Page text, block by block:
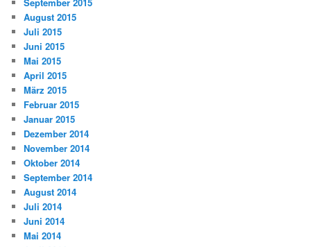
August 2015
Juli 2015
Juni 2015
Mai 2015
April 2015
März 2015
Februar 2015
Januar 2015
Dezember 2014
November 2014
Oktober 2014
September 2014
August 2014
Juli 2014
Juni 2014
Mai 2014